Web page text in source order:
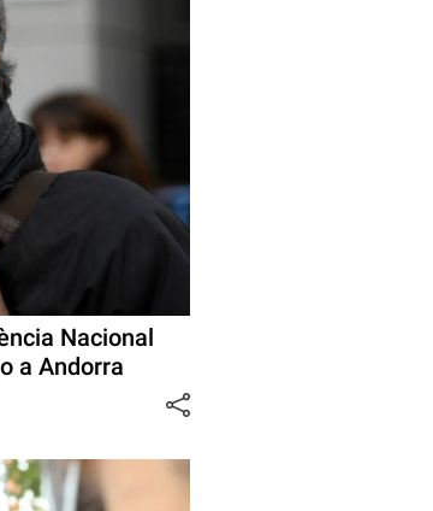
Nacional
a Andorra